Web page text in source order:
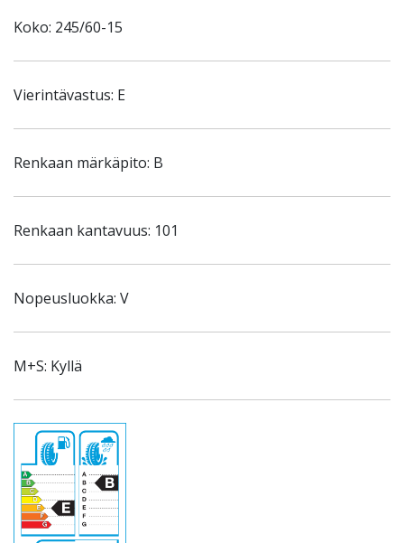
Koko: 245/60-15
Vierintävastus: E
Renkaan märkäpito: B
Renkaan kantavuus: 101
Nopeusluokka: V
M+S: Kyllä